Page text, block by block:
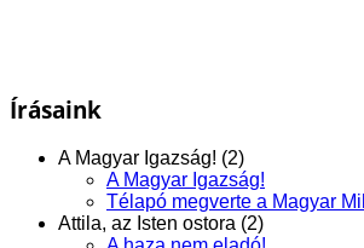
Írásaink
A Magyar Igazság! (2)
A Magyar Igazság!
Télapó megverte a Magyar
Attila, az Isten ostora (2)